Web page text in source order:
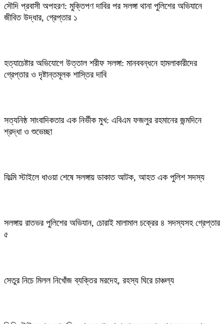
সৌদি প্রবাসী অপহরণ: মুক্তিপণ দাবির পর সলঙ্গা থানা পুলিশের অভিযানে
জীবিত উদ্ধার, গ্রেপ্তার ১
হত্যাচেষ্টার অভিযোগে উত্তাল শরীফ সলঙ্গা: মানববন্ধনে হামলাকারীদের
গ্রেপ্তার ও দৃষ্টান্তমূলক শাস্তির দাবি
সত্যনিষ্ঠ সাংবাদিকতার এক নির্ভীক মুখ: এবিএম ফজলুর রহমানের জন্মদিনে
শ্রদ্ধা ও শুভেচ্ছা
ফিল্মি স্টাইলে ধাওয়া শেষে সলঙ্গায় ডাকাত আটক, আহত এক পুলিশ সদস্য
সলঙ্গায় রাতভর পুলিশের অভিযান, চোরাই মালামাল চক্রের ৪ সদস্যসহ গ্রেপ্তার
৫
সেতুর নিচে মিলল নিখোঁজ ব্যক্তির মরদেহ, রহস্য ঘিরে চাঞ্চল্য